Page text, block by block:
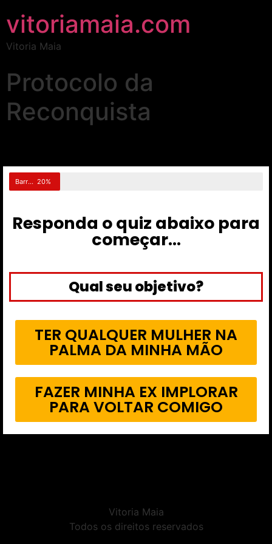
vitoriamaia.com
Vitoria Maia
Protocolo da
Reconquista
Barra de progresso... 20%
Responda o quiz abaixo para
começar...
Qual seu objetivo?
TER QUALQUER MULHER NA
PALMA DA MINHA MÃO
FAZER MINHA EX IMPLORAR
PARA VOLTAR COMIGO
Vitoria Maia
Todos os direitos reservados